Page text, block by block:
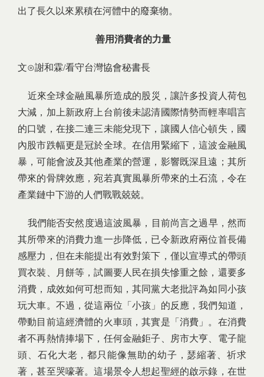
出了長久以來累積在河體中的廢棄物。
善用消費者的力量
文⊙謝和霖/看守台灣協會秘書長
近來全球金融風暴所造成的股災，讓許多投資人荷包
大減，加上新政府上台前後未認清國際情勢而輕率唱言
的口號，在接二連三未能兌現下，讓國人信心頓失，國
內股市跌幅更是冠於全球。在信用緊縮下，這波金融風
暴，可能會波及其他產業的營運，影響既深且遠；其所
帶來的骨牌效應，宛若真實風暴所帶來的土石流，令在
產業鏈中下游的人們戰戰兢兢。
我們能否安然度過這波風暴，目前尚言之過早，然而
其所帶來的消費力進一步降低，已令新政府兩位首長備
感壓力，但在未能提出有效對策下，僅以宣導式的帶頭
買衣裝、月餅等，試圖要人民在損失慘重之餘，還要多
消費，成效如何可想而知，其同黨大老批評為如同小孩
玩大車。不過，從這兩位「小孩」的反應，我們知道，
帶動目前這經濟體的火車頭，其實是「消費」。在消費
者不再熱情捧場下，任何金融鉅子、房市大亨、電子龍
頭、石化大老，都只能像無助的幼子，瑟縮著、祈求
著，甚至哭嚎著。這場景令人想起聖經的啟示錄，在世